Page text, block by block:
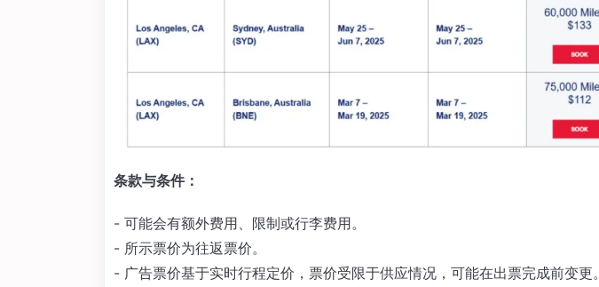
条款与条件：
- 可能会有额外费用、限制或行李费用。
- 所示票价为往返票价。
- 广告票价基于实时行程定价，票价受限于供应情况，可能在出票完成前变更。